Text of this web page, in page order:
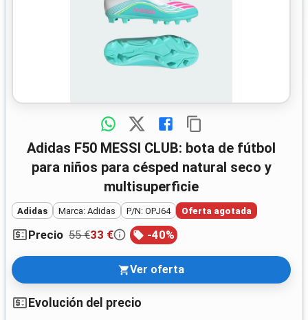
Adidas F50 MESSI CLUB: bota de fútbol
para niños para césped natural seco y
multisuperficie
Adidas Marca: Adidas P/N: OPJ64 Oferta agotada
Precio 55 €33 € -40%
Ver oferta
Evolución del precio